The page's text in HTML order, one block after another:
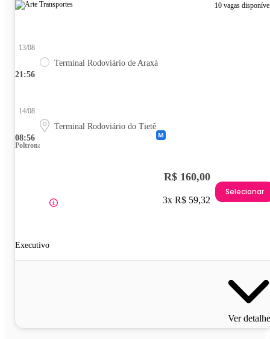
10 vagas
21:56
13/08
Terminal Rodoviário de Araxá
08:56
14/08
Terminal Rodoviário do Tietê
Poltrona
Executivo
R$ 160,00
3x R$ 59,32
Selecionar
Ver